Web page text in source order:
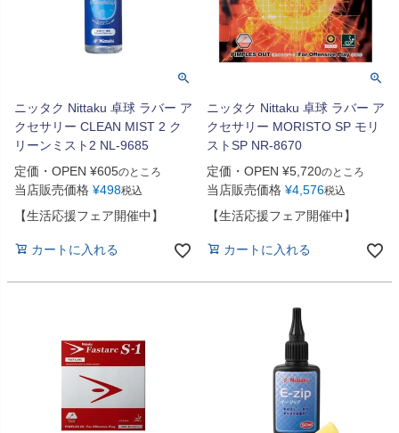
ニッタク Nittaku 卓球 ラバー ア
クセサリー CLEAN MIST 2 ク
リーンミスト2 NL-9685
定価・OPEN ¥605のところ
当店販売価格 ¥498税込
【生活応援フェア開催中】
カートに入れる
ニッタク Nittaku 卓球 ラバー ア
クセサリー MORISTO SP モリ
ストSP NR-8670
定価・OPEN ¥5,720のところ
当店販売価格 ¥4,576税込
【生活応援フェア開催中】
カートに入れる